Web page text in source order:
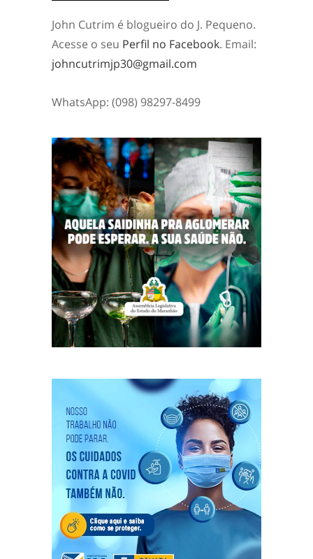
John Cutrim é blogueiro do J. Pequeno.
Acesse o seu Perfil no Facebook. Email:
johncutrimjp30@gmail.com
WhatsApp: (098) 98297-8499